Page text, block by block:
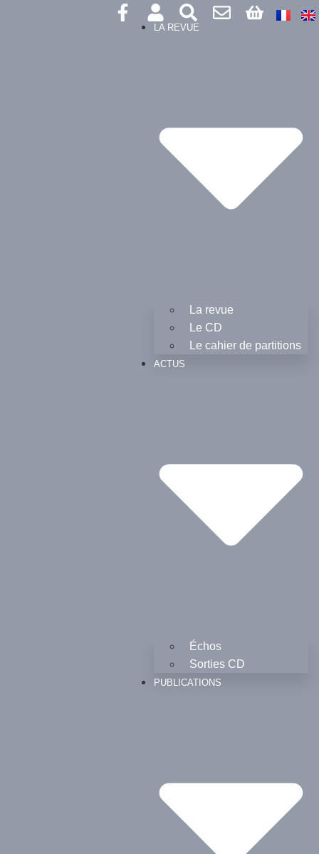
LA REVUE
La revue
Le CD
Le cahier de partitions
ACTUS
Échos
Sorties CD
PUBLICATIONS